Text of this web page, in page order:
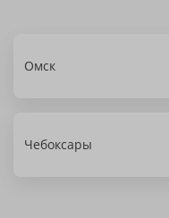
Омск
Чебоксары